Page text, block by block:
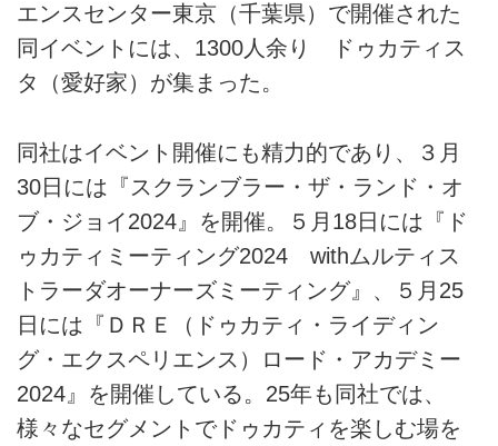
エンスセンター東京（千葉県）で開催された
同イベントには、1300人余り ドゥカティス
タ（愛好家）が集まった。
同社はイベント開催にも精力的であり、３月
30日には『スクランブラー・ザ・ランド・オ
ブ・ジョイ2024』を開催。５月18日には『ド
ゥカティミーティング2024 withムルティス
トラーダオーナーズミーティング』、５月25
日には『ＤＲＥ（ドゥカティ・ライディン
グ・エクスペリエンス）ロード・アカデミー
2024』を開催している。25年も同社では、
様々なセグメントでドゥカティを楽しむ場を